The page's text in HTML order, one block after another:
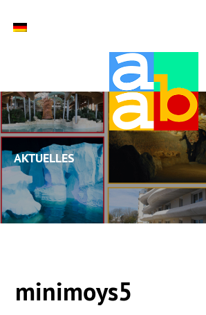
Aktuelles
minimoys5